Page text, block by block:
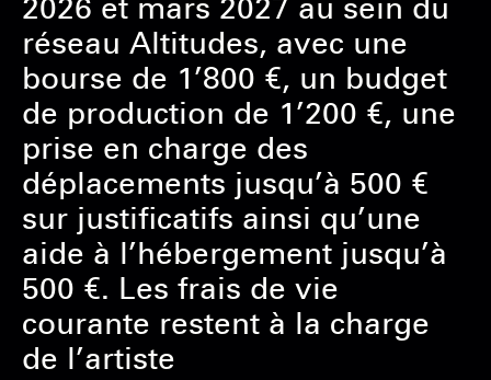
2026 et mars 2027 au sein du
réseau Altitudes, avec une
bourse de 1’800 €, un budget
de production de 1’200 €, une
prise en charge des
déplacements jusqu’à 500 €
sur justificatifs ainsi qu’une
aide à l’hébergement jusqu’à
500 €. Les frais de vie
courante restent à la charge
de l’artiste